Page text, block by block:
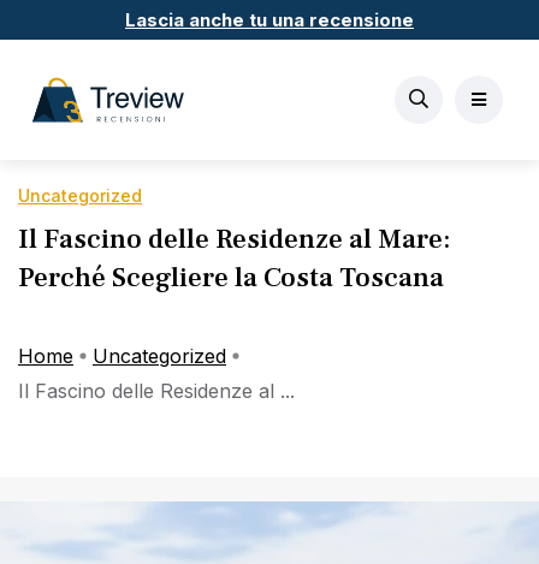
Lascia anche tu una recensione
Uncategorized
Il Fascino delle Residenze al Mare:
Perché Scegliere la Costa Toscana
Home
Uncategorized
Il Fascino delle Residenze al ...